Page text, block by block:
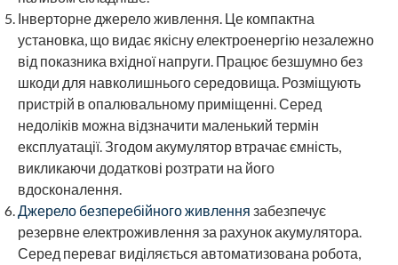
Інверторне джерело живлення. Це компактна
установка, що видає якісну електроенергію незалежно
від показника вхідної напруги. Працює безшумно без
шкоди для навколишнього середовища. Розміщують
пристрій в опалювальному приміщенні. Серед
недоліків можна відзначити маленький термін
експлуатації. Згодом акумулятор втрачає ємність,
викликаючи додаткові розтрати на його
вдосконалення.
Джерело безперебійного живлення забезпечує
резервне електроживлення за рахунок акумулятора.
Серед переваг виділяється автоматизована робота,